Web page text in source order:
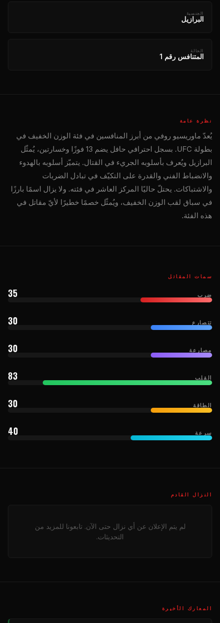
الجنسية
البرازيل
الحالة
المتنافس رقم 1
نظرة عامة
يُعدّ ماوريسيو روفي من أبرز المنافسين في فئة الوزن الخفيف في
بطولة UFC. بسجل احترافي حافل يضم 13 فوزًا وخسارتين، يُمثّل
البرازيل ويُعرف بأسلوبه الجريء في القتال. يتميّز أسلوبه بالهدوء
والانضباط الفني والقدرة على التكيّف في تبادل الضربات
والاشتباكات. يحتلّ حاليًا المركز العاشر في فئته. ولا يزال اسمًا بارزًا
في سباق لقب الوزن الخفيف، ويُمثّل خصمًا خطيرًا لأيّ مقاتل في
هذه الفئة.
سمات المقاتل
ضرب 35
تتصارع 30
مصارعة 30
القلب 83
الطاقة 30
سرعة 40
النزال القادم
لم يتم الإعلان عن أي نزال حتى الآن. تابعونا للمزيد من
التحديثات.
المعارك الأخيرة